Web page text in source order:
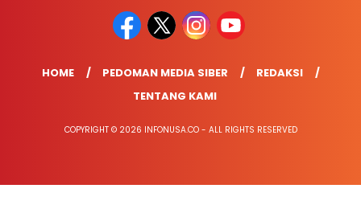
HOME PEDOMAN MEDIA SIBER
REDAKSI
TENTANG KAMI
COPYRIGHT © 2026 INFONUSA.CO - ALL RIGHTS RESERVED